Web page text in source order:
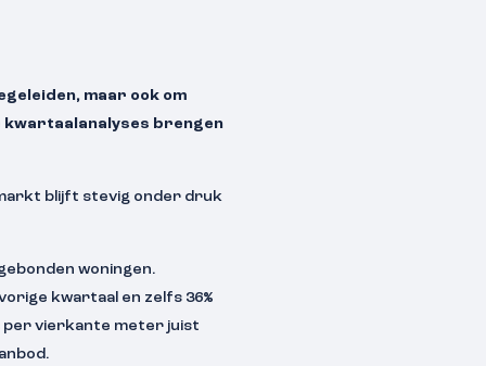
maar ook om
brengen
markt blijft stevig onder druk
woningen.
kwartaal en zelfs 36%
per vierkante meter juist